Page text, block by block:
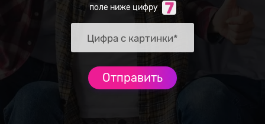
поле ниже цифру